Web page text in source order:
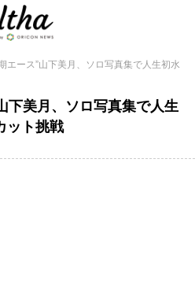
エース”山下美月、ソロ写真集で人生初水
下美月、ソロ写真集で人生
ット挑戦